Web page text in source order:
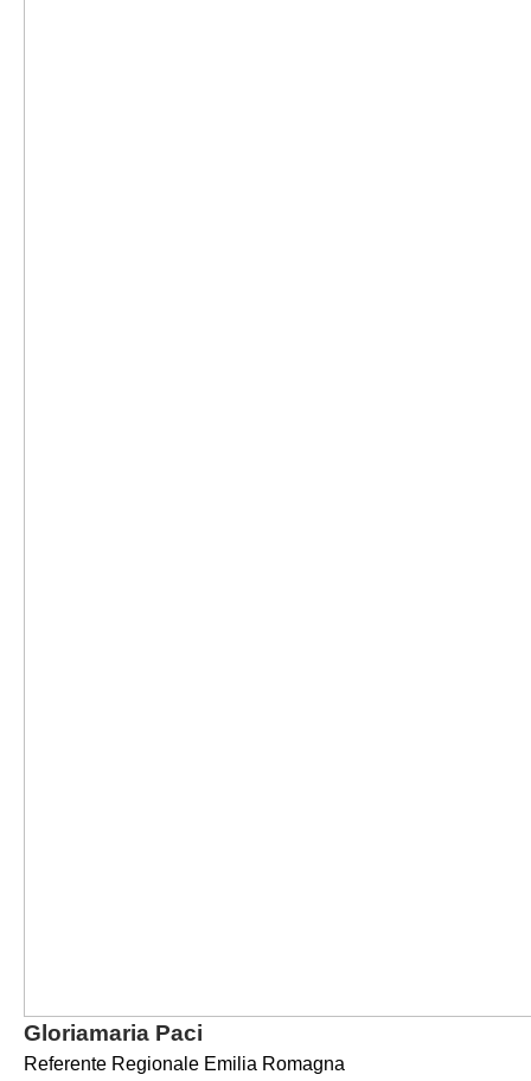
Gloriamaria Paci
Referente Regionale Emilia Romagna